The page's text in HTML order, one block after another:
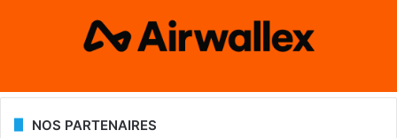
NOS PARTENAIRES